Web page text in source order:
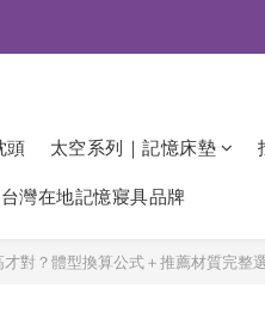
頭 太空系列｜記憶床墊
灣在地記憶寢具品牌
對？體型換算公式＋推薦材質完整